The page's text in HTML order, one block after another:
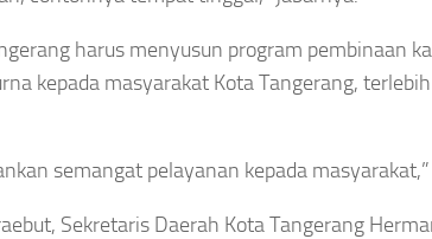
harus menyusun program pembinaan
kepada masyarakat Kota Tangerang,
semangat pelayanan kepada
Sekretaris Daerah Kota Tangerang